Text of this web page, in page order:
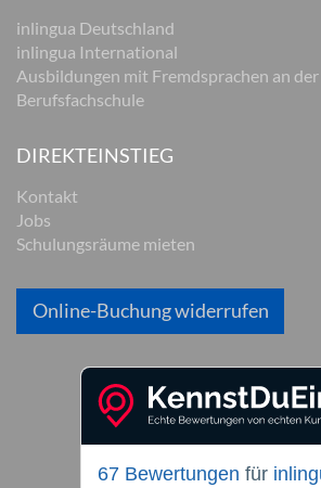
inlingua Deutschland
inlingua International
Ausbildungen mit Fremdsprachen an
Berufsfachschule
DIREKTEINSTIEG
Kontakt
Jobs
Schulungsräume mieten
Online-Buchung widerrufen
67 Bewertungen für